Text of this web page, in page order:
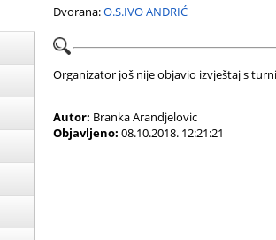
Dvorana:O.S.IVO ANDRIĆ
Organizator još nije objavio izvještaj s
Autor: Branka Arandjelovic
Objavljeno: 08.10.2018. 12:21:21